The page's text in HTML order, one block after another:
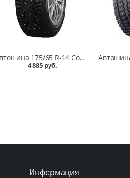
Автошина 175/65 R-14 Cordiant Snow Cross 2 86T шип в Кургане
4 885 руб.
Информация